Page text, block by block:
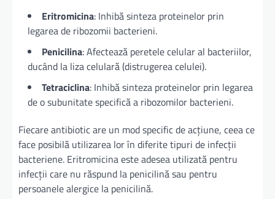
Eritromicina: Inhibă sinteza proteinelor prin
legarea de ribozomii bacterieni.
Penicilina: Afectează peretele celular al bacteriilor,
ducând la liza celulară (distrugerea celulei).
Tetraciclina: Inhibă sinteza proteinelor prin legarea
de o subunitate specifică a ribozomilor bacterieni.
Fiecare antibiotic are un mod specific de acțiune, ceea ce
face posibilă utilizarea lor în diferite tipuri de infecții
bacteriene. Eritromicina este adesea utilizată pentru
infecții care nu răspund la penicilină sau pentru
persoanele alergice la penicilină.